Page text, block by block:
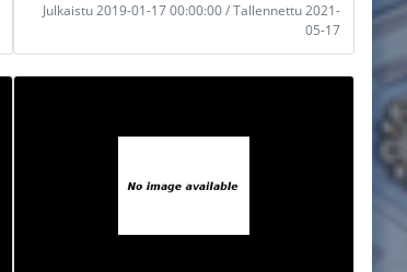
Julkaistu 2019-01-17 00:00:00 / Tallennettu 2021-
05-17